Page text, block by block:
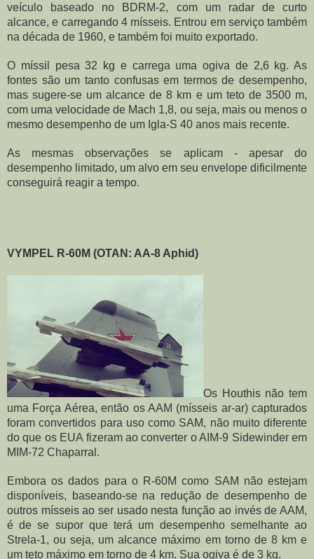
veículo baseado no BDRM-2, com um radar de curto
alcance, e carregando 4 mísseis. Entrou em serviço também
na década de 1960, e também foi muito exportado.
O míssil pesa 32 kg e carrega uma ogiva de 2,6 kg. As
fontes são um tanto confusas em termos de desempenho,
mas sugere-se um alcance de 8 km e um teto de 3500 m,
com uma velocidade de Mach 1,8, ou seja, mais ou menos o
mesmo desempenho de um Igla-S 40 anos mais recente.
As mesmas observações se aplicam - apesar do
desempenho limitado, um alvo em seu envelope dificilmente
conseguirá reagir a tempo.
VYMPEL R-60M (OTAN: AA-8 Aphid)
Os Houthis não tem
uma Força Aérea, então os AAM (mísseis ar-ar) capturados
foram convertidos para uso como SAM, não muito diferente
do que os EUA fizeram ao converter o AIM-9 Sidewinder em
MIM-72 Chaparral.
Embora os dados para o R-60M como SAM não estejam
disponíveis, baseando-se na redução de desempenho de
outros mísseis ao ser usado nesta função ao invés de AAM,
é de se supor que terá um desempenho semelhante ao
Strela-1, ou seja, um alcance máximo em torno de 8 km e
um teto máximo em torno de 4 km. Sua ogiva é de 3 kg.